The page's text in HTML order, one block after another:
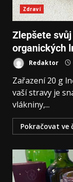
Zdraví
Zlepšete
organických
Redaktor
Zařazení 20 g
vaší stravy je
vlákniny,...
Pokračovat ve